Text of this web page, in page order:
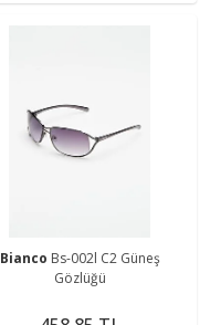
Bianco Bs-002l C2 Güneş
Gözlüğü